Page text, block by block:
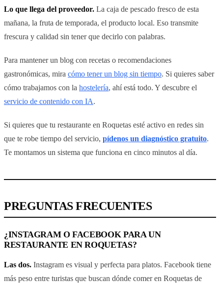
Lo que llega del proveedor. La caja de pescado fresco de esta
mañana, la fruta de temporada, el producto local. Eso transmite
frescura y calidad sin tener que decirlo con palabras.
Para mantener un blog con recetas o recomendaciones
gastronómicas, mira cómo tener un blog sin tiempo. Si quieres saber
cómo trabajamos con la hostelería, ahí está todo. Y descubre el
servicio de contenido con IA.
Si quieres que tu restaurante en Roquetas esté activo en redes sin
que te robe tiempo del servicio, pídenos un diagnóstico gratuito.
Te montamos un sistema que funciona en cinco minutos al día.
PREGUNTAS FRECUENTES
¿INSTAGRAM O FACEBOOK PARA UN
RESTAURANTE EN ROQUETAS?
Las dos. Instagram es visual y perfecta para platos. Facebook tiene
más peso entre turistas que buscan dónde comer en Roquetas de